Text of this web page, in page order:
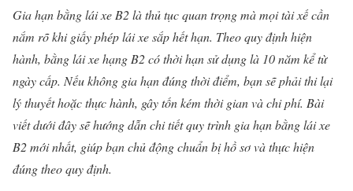
Gia hạn bằng lái xe B2 là thủ tục quan trọng mà mọi tài xế cần
nắm rõ khi giấy phép lái xe sắp hết hạn. Theo quy định hiện
hành, bằng lái xe hạng B2 có thời hạn sử dụng là 10 năm kể từ
ngày cấp. Nếu không gia hạn đúng thời điểm, bạn sẽ phải thi lại
lý thuyết hoặc thực hành, gây tốn kém thời gian và chi phí. Bài
viết dưới đây sẽ hướng dẫn chi tiết quy trình gia hạn bằng lái xe
B2 mới nhất, giúp bạn chủ động chuẩn bị hồ sơ và thực hiện
đúng theo quy định.